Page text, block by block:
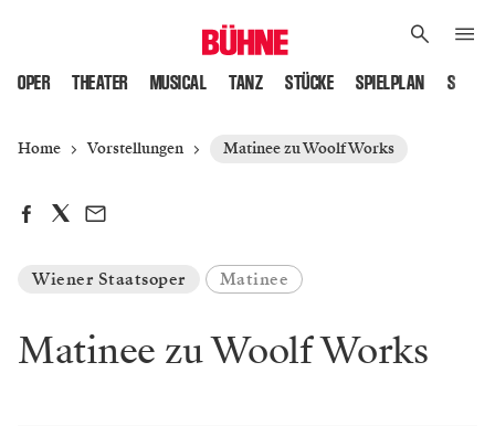
OPER THEATER MUSICAL TANZ STÜCKE SPIELPLAN
Home Vorstellungen Matinee zu Woolf Works
Wiener Staatsoper Matinee
Matinee zu Woolf Works